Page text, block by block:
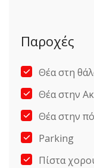
Παροχές
Θέα στη
Θέα στην
Θέα στην
Parking
Πίστα